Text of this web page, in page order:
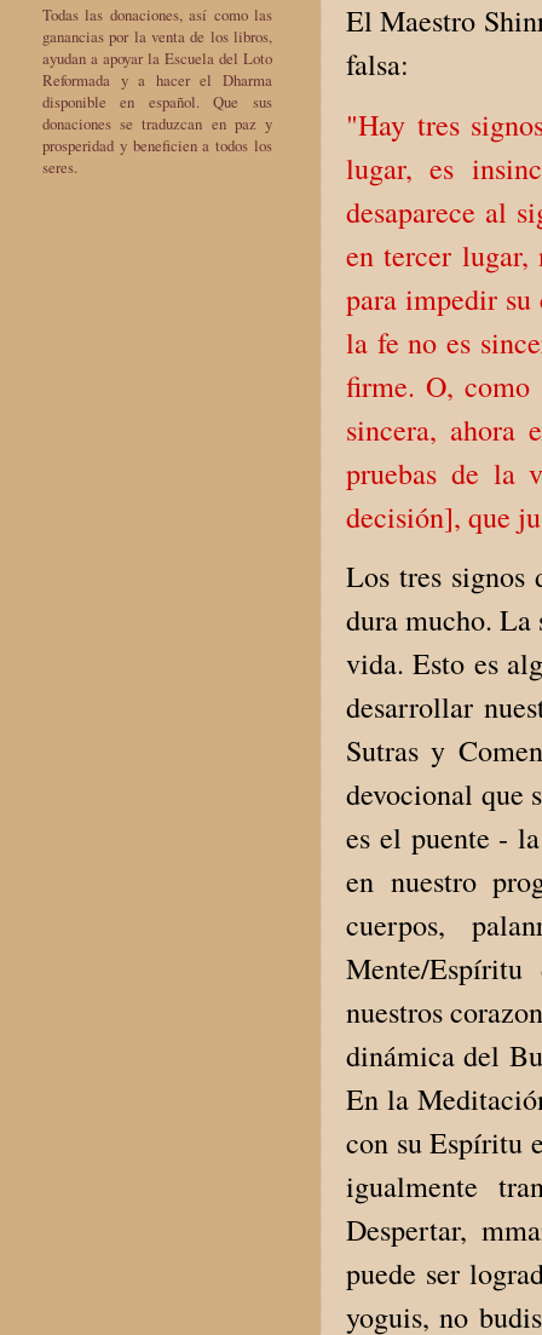
El Maestro
falsa:
"Hay tres
lugar, es
desaparece al
en tercer lugar,
para impedir su
la fe no es
firme. O, como
sincera, ahora
pruebas de la
decisión], que
Los tres signos
dura mucho. La
vida. Esto es
desarrollar
Sutras y
devocional que
es el puente -
en nuestro
cuerpos,
Mente/
nuestros
dinámica del
En la
con su Espíritu
igualmente
Despertar,
puede ser
yoguis, no
Todas las donaciones, así como las
ganancias por la venta de los libros,
ayudan a apoyar la Escuela del Loto
Reformada y a hacer el Dharma
disponible en español. Que sus
donaciones se traduzcan en paz y
prosperidad y beneficien a todos los
seres.